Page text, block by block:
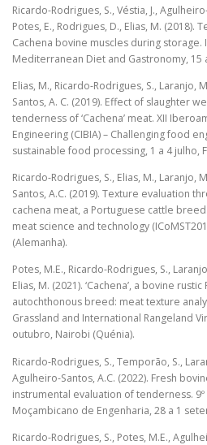
Ricardo-Rodrigues, S., Véstia, J.,
Potes, E., Rodrigues, D., Elias, M. (2018).
Cachena bovine muscles during
Mediterranean Diet and Gastronomy, 15
Elias, M., Ricardo-Rodrigues, S., Laranjo,
Santos, A. C. (2019). Effect of slaughter
tenderness of ‘Cachena’ meat. XII
Engineering (CIBIA) – Challenging food
sustainable food processing, 1 a 4 julho,
Ricardo-Rodrigues, S., Elias, M., Laranjo,
Santos, A.C. (2019). Texture evaluation
cachena meat, a Portuguese cattle
meat science and technology
(Alemanha).
Potes, M.E., Ricardo-Rodrigues, S.,
Elias, M. (2021). ‘Cachena’, a bovine
autochthonous breed: meat texture
Grassland and International Rangeland
outubro, Nairobi (Quénia).
Ricardo-Rodrigues, S., Temporão, S.,
Agulheiro-Santos, A.C. (2022). Fresh
instrumental evaluation of tenderness.
Moçambicano de Engenharia, 28 a 1
Ricardo-Rodrigues, S., Potes, M.E.,